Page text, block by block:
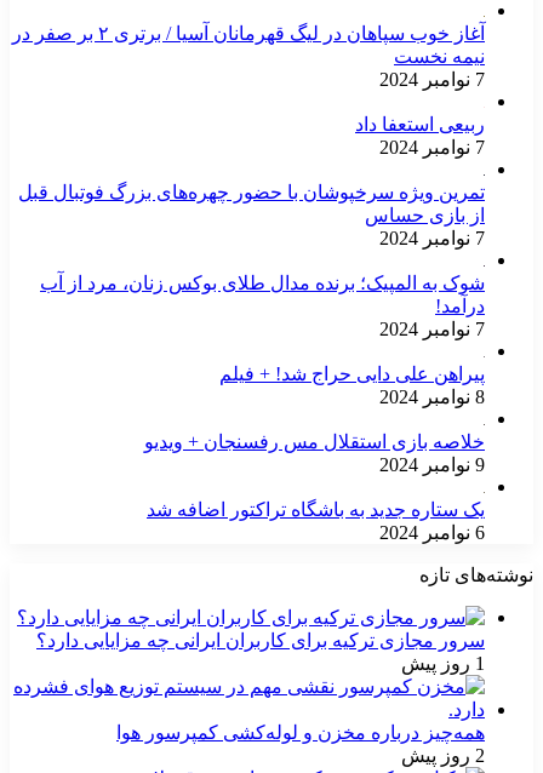
آغاز خوب سپاهان در لیگ قهرمانان آسیا / برتری ۲ بر صفر در
نیمه نخست
7 نوامبر 2024
ربیعی استعفا داد
7 نوامبر 2024
تمرین ویژه سرخپوشان با حضور چهره‌های بزرگ فوتبال قبل
از بازی حساس
7 نوامبر 2024
شوک به المپیک؛ برنده مدال طلای بوکس زنان، مرد از آب
درآمد!
7 نوامبر 2024
پیراهن علی دایی حراج شد! + فیلم
8 نوامبر 2024
خلاصه بازی استقلال مس رفسنجان + ویدیو
9 نوامبر 2024
یک ستاره جدید به باشگاه تراکتور اضافه شد
6 نوامبر 2024
نوشته‌های تازه
سرور مجازی ترکیه برای کاربران ایرانی چه مزایایی دارد؟
1 روز پیش
همه‌چیز درباره مخزن و لوله‌کشی کمپرسور هوا
2 روز پیش